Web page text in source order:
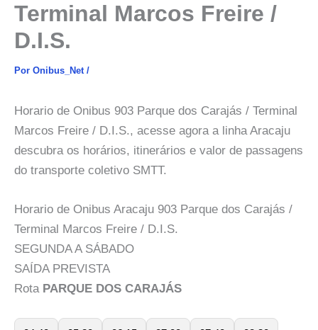
Terminal Marcos Freire /
D.I.S.
Por Onibus_Net /
Horario de Onibus 903 Parque dos Carajás / Terminal
Marcos Freire / D.I.S., acesse agora a linha Aracaju
descubra os horários, itinerários e valor de passagens
do transporte coletivo SMTT.
Horario de Onibus Aracaju 903 Parque dos Carajás /
Terminal Marcos Freire / D.I.S.
SEGUNDA A SÁBADO
SAÍDA PREVISTA
Rota PARQUE DOS CARAJÁS